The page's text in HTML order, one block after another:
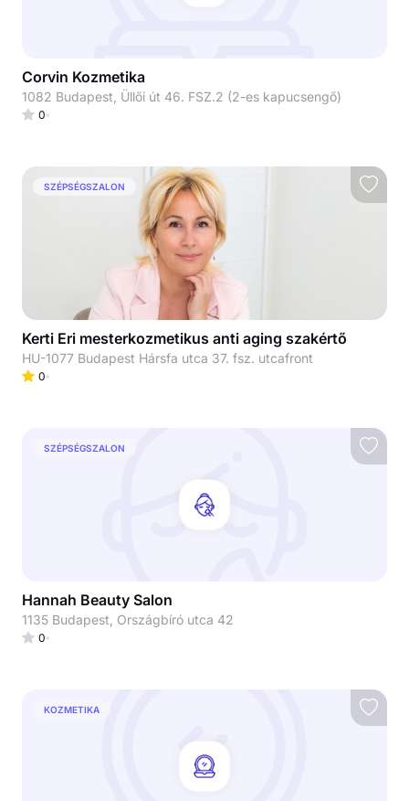
Corvin Kozmetika
1082 Budapest, Üllői út 46. FSZ.2 (2-es kapucsengő)
0
SZÉPSÉGSZALON
Kerti Eri mesterkozmetikus anti aging szakértő
HU-1077 Budapest Hársfa utca 37. fsz. utcafront
0
SZÉPSÉGSZALON
Hannah Beauty Salon
1135 Budapest, Országbíró utca 42
0
KOZMETIKA